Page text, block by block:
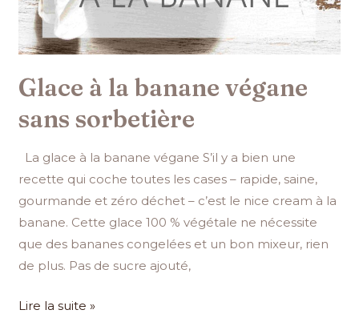
Glace à la banane végane
sans sorbetière
La glace à la banane végane S’il y a bien une
recette qui coche toutes les cases – rapide, saine,
gourmande et zéro déchet – c’est le nice cream à la
banane. Cette glace 100 % végétale ne nécessite
que des bananes congelées et un bon mixeur, rien
de plus. Pas de sucre ajouté,
Lire la suite »